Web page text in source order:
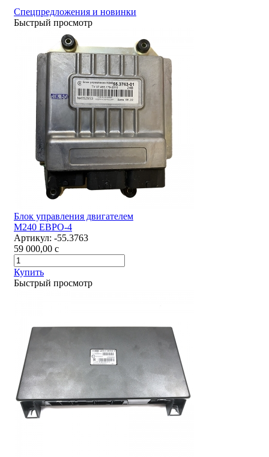
Спецпредложения и новинки
Быстрый просмотр
Блок управления двигателем
М240 ЕВРО-4
Артикул: -55.3763
59 000,00 c
Купить
Быстрый просмотр